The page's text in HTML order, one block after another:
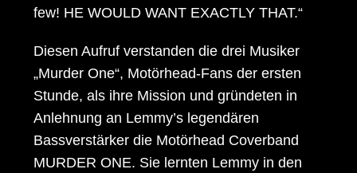
few! HE WOULD WANT EXACTLY THAT.“
Diesen Aufruf verstanden die drei Musiker
„Murder One“, Motörhead-Fans der ersten
Stunde, als ihre Mission und gründeten in
Anlehnung an Lemmy’s legendären
Bassverstärker die Motörhead Coverband
MURDER ONE. Sie lernten Lemmy in den